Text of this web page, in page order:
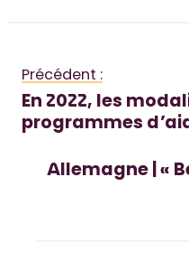
Précédent :
En 2022, les
programmes
Allemagne | «